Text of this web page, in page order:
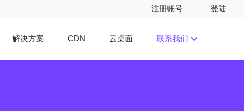
注册账号 登陆
解决方案 CDN 云桌面 联系我们